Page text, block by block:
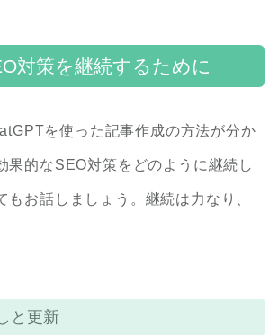
対策を継続するために
を使った記事作成の方法が分か
果的なSEO対策をどのように継続し
もお話しましょう。継続は力なり、
と更新